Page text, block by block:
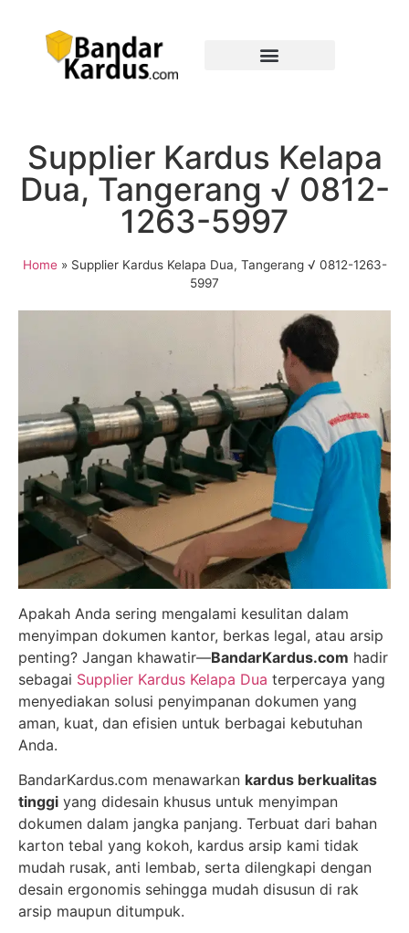
Supplier Kardus Kelapa
Dua, Tangerang √ 0812-
1263-5997
Home» Supplier Kardus Kelapa Dua, Tangerang √ 0812-1263-
5997
Apakah Anda sering mengalami kesulitan dalam
menyimpan dokumen kantor, berkas legal, atau arsip
penting? Jangan khawatir—BandarKardus.com hadir
sebagai Supplier Kardus Kelapa Dua terpercaya yang
menyediakan solusi penyimpanan dokumen yang
aman, kuat, dan efisien untuk berbagai kebutuhan
Anda.
BandarKardus.com menawarkan kardus berkualitas
tinggi yang didesain khusus untuk menyimpan
dokumen dalam jangka panjang. Terbuat dari bahan
karton tebal yang kokoh, kardus arsip kami tidak
mudah rusak, anti lembab, serta dilengkapi dengan
desain ergonomis sehingga mudah disusun di rak
arsip maupun ditumpuk.